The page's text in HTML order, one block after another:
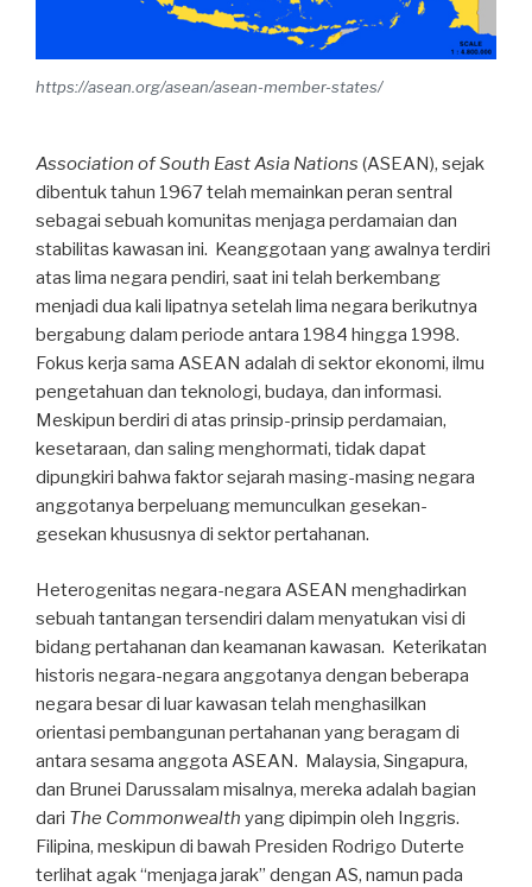
https://asean.org/asean/asean-member-states/
Association of South East Asia Nations (ASEAN), sejak
dibentuk tahun 1967 telah memainkan peran sentral
sebagai sebuah komunitas menjaga perdamaian dan
stabilitas kawasan ini. Keanggotaan yang awalnya terdiri
atas lima negara pendiri, saat ini telah berkembang
menjadi dua kali lipatnya setelah lima negara berikutnya
bergabung dalam periode antara 1984 hingga 1998.
Fokus kerja sama ASEAN adalah di sektor ekonomi, ilmu
pengetahuan dan teknologi, budaya, dan informasi.
Meskipun berdiri di atas prinsip-prinsip perdamaian,
kesetaraan, dan saling menghormati, tidak dapat
dipungkiri bahwa faktor sejarah masing-masing negara
anggotanya berpeluang memunculkan gesekan-
gesekan khususnya di sektor pertahanan.
Heterogenitas negara-negara ASEAN menghadirkan
sebuah tantangan tersendiri dalam menyatukan visi di
bidang pertahanan dan keamanan kawasan. Keterikatan
historis negara-negara anggotanya dengan beberapa
negara besar di luar kawasan telah menghasilkan
orientasi pembangunan pertahanan yang beragam di
antara sesama anggota ASEAN. Malaysia, Singapura,
dan Brunei Darussalam misalnya, mereka adalah bagian
dari The Commonwealth yang dipimpin oleh Inggris.
Filipina, meskipun di bawah Presiden Rodrigo Duterte
terlihat agak “menjaga jarak” dengan AS, namun pada